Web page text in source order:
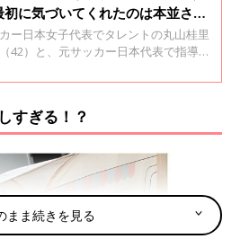
初に気づいてくれたのは本並さ
謝です！」
ー日本女子代表でタレントの丸山桂里
42）と、元サッカー日本代表で指導者
た長女は2歳6カ月を過ぎ、トイレトレ
トした連載「GK夫とFW妻の育児奮闘
今まで娘さんの成長の様子はもちろ
関係や仕事のことなどたくさんの話を
きました。第30回、最終回です。約3年
り返った思いについても聞きました。
すぎる！？
まま続きを見る